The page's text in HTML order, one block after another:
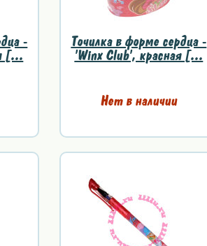
-
[...
Точилка в форме сердца -
'Winx Club', красная [...
Нет в наличии